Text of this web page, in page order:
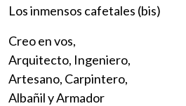
Los inmensos cafetales (bis)
Creo en vos,
Arquitecto, Ingeniero,
Artesano, Carpintero,
Albañil y Armador